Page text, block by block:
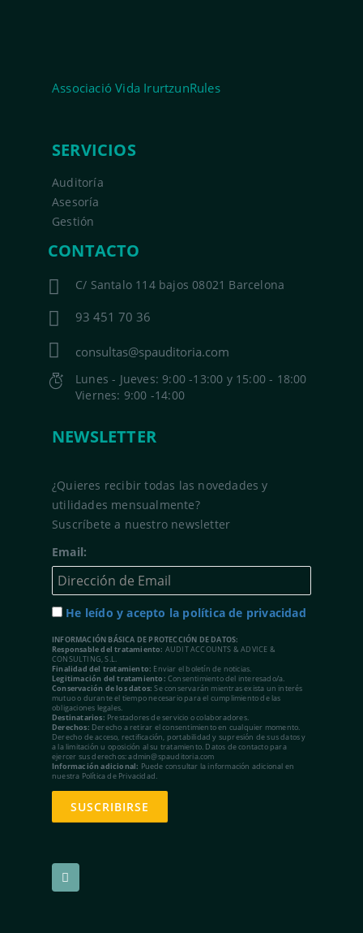
Associació Vida IrurtzunRules
SERVICIOS
Auditoría
Asesoría
Gestión
CONTACTO
C/ Santalo 114 bajos 08021 Barcelona
93 451 70 36
consultas@spauditoria.com
Lunes - Jueves: 9:00 -13:00 y 15:00 - 18:00
Viernes: 9:00 -14:00
NEWSLETTER
¿Quieres recibir todas las novedades y
utilidades mensualmente?
Suscríbete a nuestro newsletter
Email:
He leído y acepto la política de privacidad
INFORMACIÓN BÁSICA DE PROTECCIÓN DE DATOS:
Responsable del tratamiento: AUDIT ACCOUNTS & ADVICE &
CONSULTING, S.L.
Finalidad del tratamiento: Enviar el boletín de noticias.
Legitimación del tratamiento: Consentimiento del interesado/a.
Conservación de los datos: Se conservarán mientras exista un interés
mutuo o durante el tiempo necesario para el cumplimiento de las
obligaciones legales.
Destinatarios: Prestadores de servicio o colaboradores.
Derechos: Derecho a retirar el consentimiento en cualquier momento.
Derecho de acceso, rectificación, portabilidad y supresión de sus datos y
a la limitación u oposición al su tratamiento. Datos de contacto para
ejercer sus derechos: admin@spauditoria.com
Información adicional: Puede consultar la información adicional en
nuestra Política de Privacidad.